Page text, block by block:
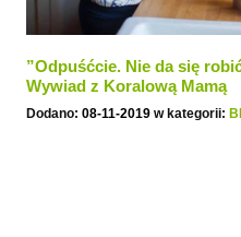
”Odpuśćcie. Nie da się
Wywiad z Koralową Mamą
Dodano: 08-11-2019 w kategorii: